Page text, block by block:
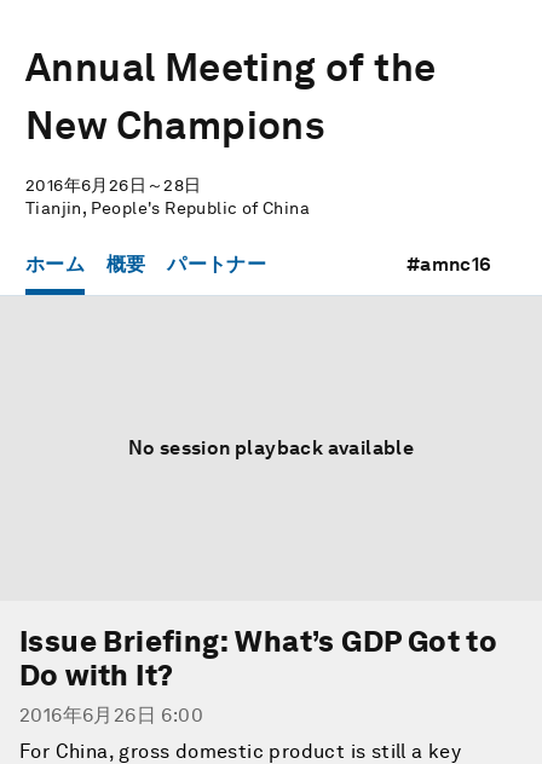
Annual Meeting of the
New Champions
2016年6月26日～28日
Tianjin, People's Republic of China
ホーム 概要 パートナー #amnc16
No session playback available
Issue Briefing: What’s GDP Got to
Do with It?
2016年6月26日 6:00
For China, gross domestic product is still a key